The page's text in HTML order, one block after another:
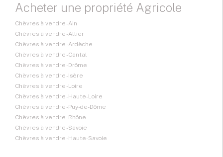
Acheter une propriété Agricole
Chèvres à vendre - Ain
Chèvres à vendre - Allier
Chèvres à vendre - Ardèche
Chèvres à vendre - Cantal
Chèvres à vendre - Drôme
Chèvres à vendre - Isère
Chèvres à vendre - Loire
Chèvres à vendre - Haute-Loire
Chèvres à vendre - Puy-de-Dôme
Chèvres à vendre - Rhône
Chèvres à vendre - Savoie
Chèvres à vendre - Haute-Savoie